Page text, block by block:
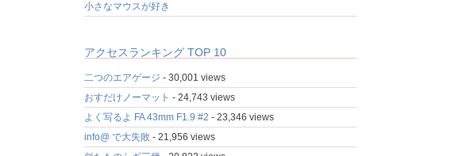
小さなマウスが好き
アクセスランキング TOP 10
二つのエアゲージ - 30,001 views
おすだけノーマット - 24,743 views
よく写るよ FA 43mm F1.9 #2 - 23,346 views
info@ で大失敗- 21,956 views